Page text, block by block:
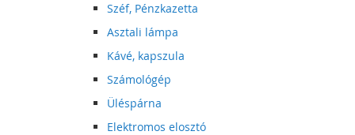
Széf, Pénzkazetta
Asztali lámpa
Kávé, kapszula
Számológép
Üléspárna
Elektromos elosztó